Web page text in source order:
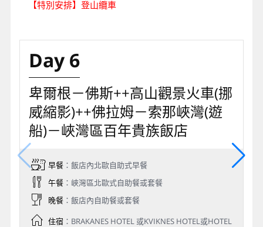
【特別安排】登山纜車
Day 6
卑爾根－佛斯++高山觀景火車(挪
威縮影)++佛拉姆－索那峽灣(遊
船)－峽灣區百年貴族飯店
早餐：飯店內北歐自助式早餐
午餐：峽灣區北歐式自助餐或套餐
晚餐：飯店內自助餐或套餐
住宿：BRAKANES HOTEL 或KVIKNES HOTEL或HOTEL